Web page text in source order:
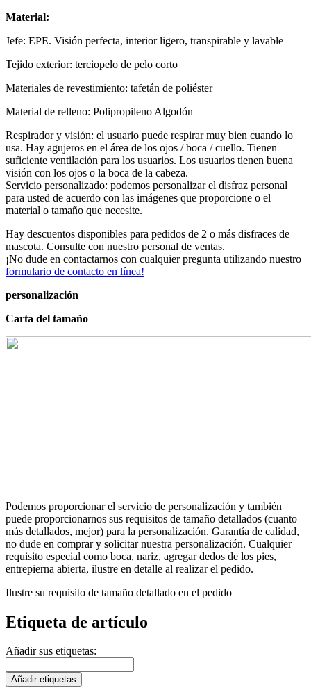
Material:
Jefe: EPE. Visión perfecta, interior ligero, transpirable y lavable
Tejido exterior: terciopelo de pelo corto
Materiales de revestimiento: tafetán de poliéster
Material de relleno: Polipropileno Algodón
Respirador y visión: el usuario puede respirar muy bien cuando lo
usa. Hay agujeros en el área de los ojos / boca / cuello. Tienen
suficiente ventilación para los usuarios. Los usuarios tienen buena
visión con los ojos o la boca de la cabeza.
Servicio personalizado: podemos personalizar el disfraz personal
para usted de acuerdo con las imágenes que proporcione o el
material o tamaño que necesite.
Hay descuentos disponibles para pedidos de 2 o más disfraces de
mascota. Consulte con nuestro personal de ventas.
¡No dude en contactarnos con cualquier pregunta utilizando nuestro
formulario de contacto en línea!
personalización
Carta del tamaño
Podemos proporcionar el servicio de personalización y también
puede proporcionarnos sus requisitos de tamaño detallados (cuanto
más detallados, mejor) para la personalización. Garantía de calidad,
no dude en comprar y solicitar nuestra personalización. Cualquier
requisito especial como boca, nariz, agregar dedos de los pies,
entrepierna abierta, ilustre en detalle al realizar el pedido.
Ilustre su requisito de tamaño detallado en el pedido
Etiqueta de artículo
Añadir sus etiquetas:
Añadir etiquetas